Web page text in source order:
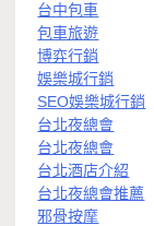
台中包車
包車旅遊
博弈行銷
娛樂城行銷
SEO娛樂城行銷
台北夜總會
台北夜總會
台北酒店介紹
台北夜總會推薦
邪骨按摩